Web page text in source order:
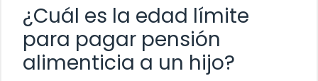
¿Cuál es la edad límite
para pagar pensión
alimenticia a un hijo?